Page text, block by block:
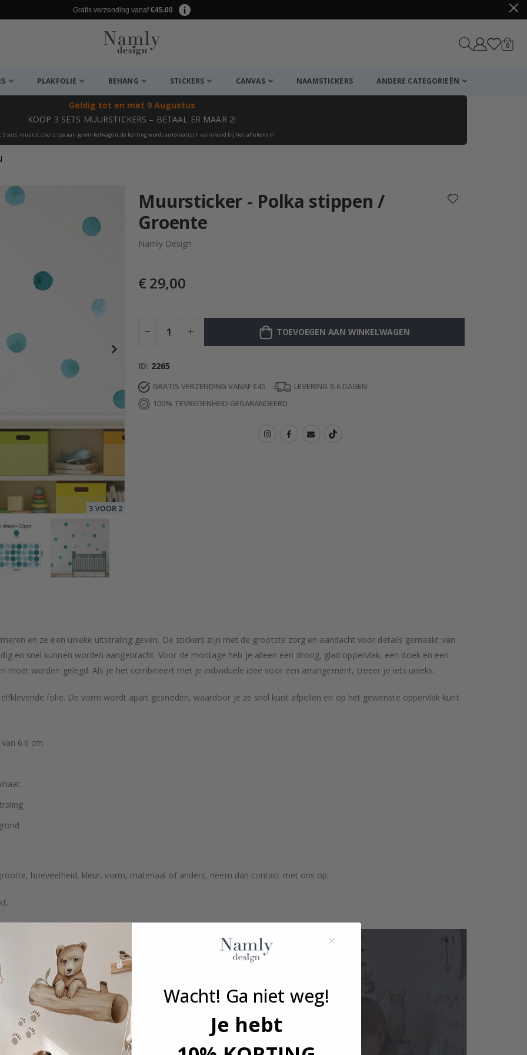
Gratis verzending vanaf€45.00.
0
PLAKFOLIE BEHANG STICKERS CANVAS NAAMSTICKERS ANDERE CATEGORIEËN
Geldig tot en met 9 Augustus
KOOP 3 SETS MUURSTICKERS – BETAAL ER MAAR 2!
3 sets muurstickers toe aan je winkelwagen, de korting wordt automatisch verrekend bij het afrekenen!
✔
Muursticker - Polka stippen /
Groente
Namly Design
€ 29,00
TOEVOEGEN AAN WINKELWAGEN
ID 2265
GRATIS VERZENDING VANAF €45
LEVERING 3-6 DAGEN
100% TEVREDENHEID GEGARANDEERD
en ze een unieke uitstraling geven. De stickers zijn met de grootste zorg en aandacht voor details gemaakt van
en snel kunnen worden aangebracht. Voor de montage heb je alleen een droog, glad oppervlak, een doek en een
worden gelegd. Als je het combineert met je individuele idee voor een arrangement, creëer je iets unieks.
folie. De vorm wordt apart gesneden, waardoor je ze snel kunt afpellen en op het gewenste oppervlak kunt
6.6 cm.
hoeveelheid, kleur, vorm, materiaal of anders, neem dan contact met ons op.
Wacht! Ga niet weg!
Je hebt